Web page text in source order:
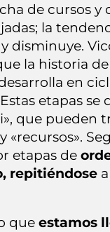
de cursos y
la
disminuye.
la historia de
en
etapas se
que pueden
«recursos».
etapas de
repitiéndose
que estamos